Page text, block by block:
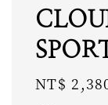
Regular
NT$